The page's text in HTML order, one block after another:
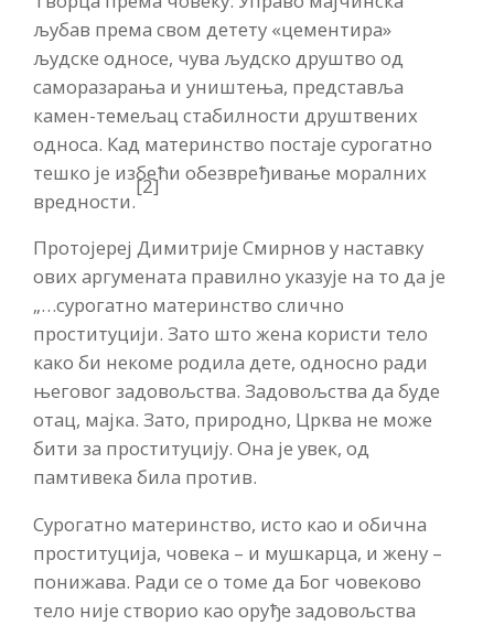
љубав према свом детету «цементира»
људске односе, чува људско друштво од
саморазарања и уништења, представља
камен-темељац стабилности друштвених
односа. Кад материнство постаје сурогатно
тешко је избећи обезвређивање моралних
вредности.
[2]
Протојереј Димитрије Смирнов у наставку
ових аргумената правилно указује на то да је
„…сурогатно материнство слично
проституцији. Зато што жена користи тело
како би некоме родила дете, односно ради
његовог задовољства. Задовољства да буде
отац, мајка. Зато, природно, Црква не може
бити за проституцију. Она је увек, од
памтивека била против.
Сурогатно материнство, исто као и обична
проституција, човека – и мушкарца, и жену –
понижава. Ради се о томе да Бог човеково
тело није створио као оруђе задовољства